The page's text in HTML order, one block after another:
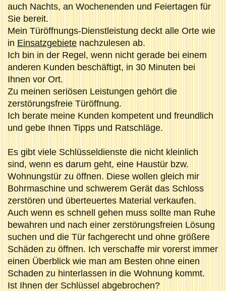
auch Nachts, an Wochenenden und Feiertagen für
Sie bereit.
Mein Türöffnungs-Dienstleistung deckt alle Orte wie
in Einsatzgebiete nachzulesen ab.
Ich bin in der Regel, wenn nicht gerade bei einem
anderen Kunden beschäftigt, in 30 Minuten bei
Ihnen vor Ort.
Zu meinen seriösen Leistungen gehört die
zerstörungsfreie Türöffnung.
Ich berate meine Kunden kompetent und freundlich
und gebe Ihnen Tipps und Ratschläge.
Es gibt viele Schlüsseldienste die nicht kleinlich
sind, wenn es darum geht, eine Haustür bzw.
Wohnungstür zu öffnen. Diese wollen gleich mir
Bohrmaschine und schwerem Gerät das Schloss
zerstören und überteuertes Material verkaufen.
Auch wenn es schnell gehen muss sollte man Ruhe
bewahren und nach einer zerstörungsfreien Lösung
suchen und die Tür fachgerecht und ohne größere
Schäden zu öffnen. Ich verschaffe mir vorerst immer
einen Überblick wie man am Besten ohne einen
Schaden zu hinterlassen in die Wohnung kommt.
Ist Ihnen der Schlüssel abgebrochen?